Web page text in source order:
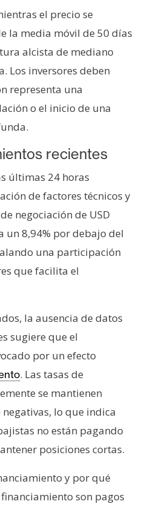
el precio se
la media móvil de 50 días
alcista de mediano
Los inversores deben
representa una
o el inicio de una
recientes
últimas 24 horas
de factores técnicos y
negociación de USD
un 8,94% por debajo del
una participación
que facilita el
la ausencia de datos
sugiere que el
por un efecto
. Las tasas de
se mantienen
lo que indica
no están pagando
posiciones cortas.
y por qué
son pagos